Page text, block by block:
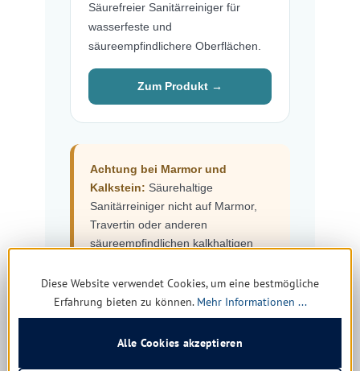
Säurefreier Sanitärreiniger für
wasserfeste und
säureempfindlichere Oberflächen.
Zum Produkt →
Achtung bei Marmor und
Kalkstein: Säurehaltige
Sanitärreiniger nicht auf Marmor,
Travertin oder anderen
säureempfindlichen kalkhaltigen
Alternativen kommen je nach
Material beispielsweise eine
geeignete milde Scheuermilch wie
Diese Website verwendet Cookies, um eine bestmögliche
Erfahrung bieten zu können. Mehr Informationen ...
Alle Cookies akzeptieren